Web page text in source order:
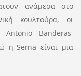
ανάμεσα στο
κουλτούρα, οι
Antonio Banderas
η Serna είναι μια